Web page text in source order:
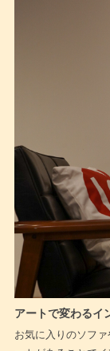
アートで変わるイ
お気に入りのソフ